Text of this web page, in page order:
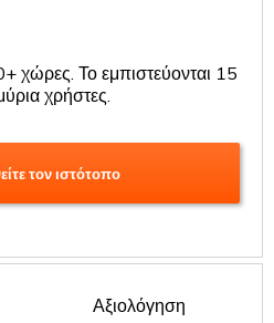
χώρες. Το εμπιστεύονται 15
χρήστες.
τον ιστότοπο
Αξιολόγηση